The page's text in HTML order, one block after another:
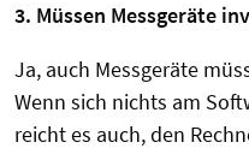
3. Müssen Messgeräte
Ja, auch Messgeräte
Wenn sich nichts am
reicht es auch, den